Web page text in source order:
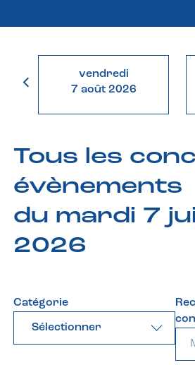
vendredi
7 août 2026
Tous les
évènements
du mardi 7
2026
Catégorie
Sélectionner